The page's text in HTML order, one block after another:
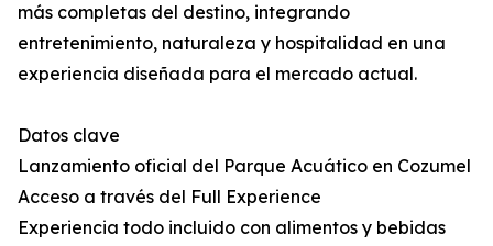
más completas del destino, integrando
entretenimiento, naturaleza y hospitalidad en una
experiencia diseñada para el mercado actual.
Datos clave
Lanzamiento oficial del Parque Acuático en Cozumel
Acceso a través del Full Experience
Experiencia todo incluido con alimentos y bebidas